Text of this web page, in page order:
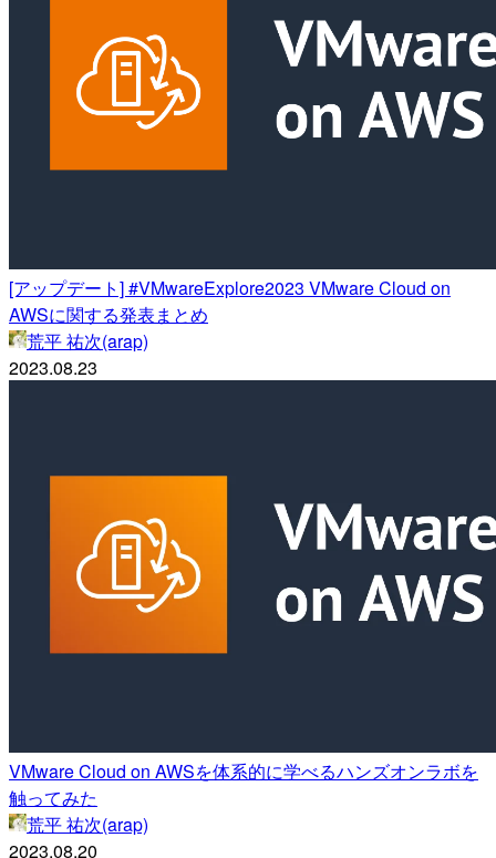
[アップデート] #VMwareExplore2023 VMware Cloud on
AWSに関する発表まとめ
荒平 祐次(arap)
2023.08.23
VMware Cloud on AWSを体系的に学べるハンズオンラボを
触ってみた
荒平 祐次(arap)
2023.08.20